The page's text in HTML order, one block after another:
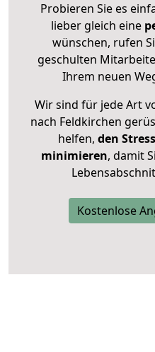
Probieren Sie es
lieber gleich eine
wünschen, rufen
geschulten
Ihrem neuen
Wir sind für jede Art
nach Feldkirchen
helfen, den
minimieren, damit
Kostenlose